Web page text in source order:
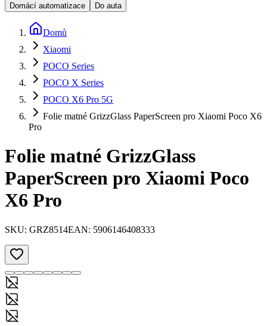
Domácí automatizace
Do auta
Domů
Xiaomi
POCO Series
POCO X Series
POCO X6 Pro 5G
Folie matné GrizzGlass PaperScreen pro Xiaomi Poco X6
Pro
Folie matné GrizzGlass
PaperScreen pro Xiaomi Poco
X6 Pro
SKU: GRZ8514EAN: 5906146408333